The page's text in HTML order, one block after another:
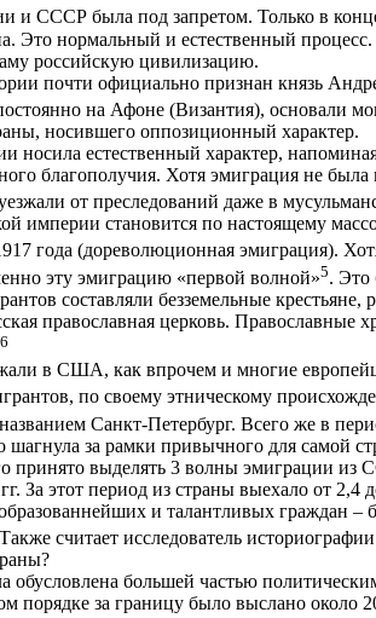
и СССР была под запретом. Только в
Это нормальный и естественный
российскую цивилизацию.
почти официально признан князь
на Афоне (Византия), основали
носившего оппозиционный характер.
носила естественный характер,
благополучия. Хотя эмиграция не
от преследований даже в
империи становится по настоящему
года (дореволюционная эмиграция).
эту эмиграцию «первой волной»5. Это
составляли безземельные
православная церковь.
6
в США, как впрочем и многие
по своему этническому
Санкт-Петербург. Всего же в
за рамки привычного для самой
выделять 3 волны эмиграции из
За этот период из страны выехало от
и талантливых граждан
считает исследователь
большей частью
порядке за границу было выслано около